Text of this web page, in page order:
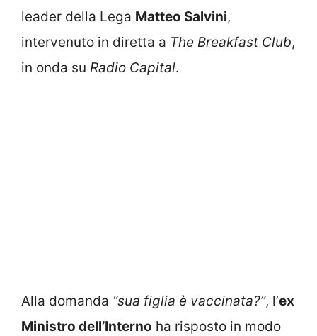
leader della Lega Matteo Salvini,
intervenuto in diretta a The Breakfast Club,
in onda su Radio Capital.
Alla domanda “sua figlia è vaccinata?”, l’ex
Ministro dell’Interno ha risposto in modo